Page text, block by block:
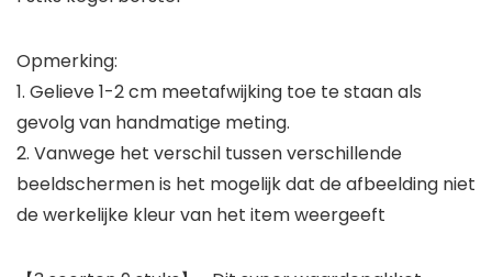
Opmerking:
1. Gelieve 1-2 cm meetafwijking toe te staan als
gevolg van handmatige meting.
2. Vanwege het verschil tussen verschillende
beeldschermen is het mogelijk dat de afbeelding niet
de werkelijke kleur van het item weergeeft